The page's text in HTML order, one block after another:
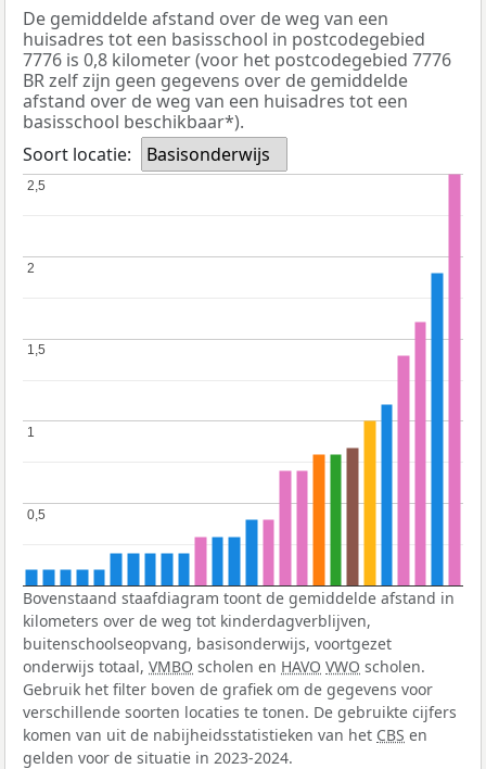
De gemiddelde afstand over de weg van een
huisadres tot een basisschool in postcodegebied
7776 is 0,8 kilometer (voor het postcodegebied 7776
BR zelf zijn geen gegevens over de gemiddelde
afstand over de weg van een huisadres tot een
basisschool beschikbaar*).
Soort locatie:
Basisonderwijs
0,5
0,5
11
1,5
1,5
2
2
2,5
2,5
Bovenstaand staafdiagram toont de gemiddelde afstand in
kilometers over de weg tot kinderdagverblijven,
buitenschoolseopvang, basisonderwijs, voortgezet
onderwijs totaal, VMBO scholen en HAVO VWO scholen.
Gebruik het filter boven de grafiek om de gegevens voor
verschillende soorten locaties te tonen. De gebruikte cijfers
komen van uit de nabijheidsstatistieken van het CBS en
gelden voor de situatie in 2023-2024.